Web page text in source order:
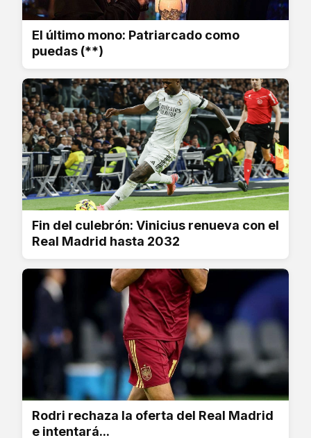
El último mono: Patriarcado como
puedas (**)
Fin del culebrón: Vinicius renueva con el
Real Madrid hasta 2032
Rodri rechaza la oferta del Real Madrid
e intentará...